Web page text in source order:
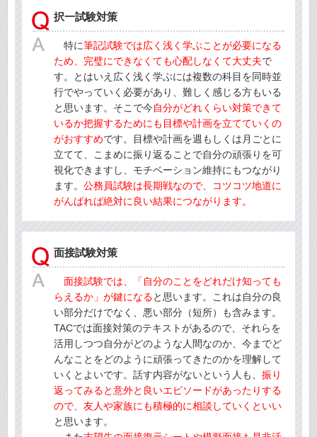
択一試験対策
特に筆記試験では広く浅く学ぶことが必要になる
ため、完璧にできなくても心配しなくて大丈夫で
す。とはいえ広く浅く学ぶには複数の科目を同時並
行でやっていく必要があり、難しく感じる方もいる
と思います。そこで今自分がどれくらい対策できて
いるか把握するためにも目標や計画を立てていくの
がおすすめです。目標や計画を週もしくは月ごとに
立てて、こまめに振り返ることで自分の頑張りを可
視化できますし、モチベーション維持にもつながり
ます。 公務員試験は長期戦なので、コツコツ地道に
がんばれば絶対に良い結果につながります。
面接試験対策
面接試験では、「自分のことをどれだけ知っても
らえるか」が鍵になると思います。これは自分の良
い部分だけでなく、悪い部分（短所）も含みます。
TACでは面接対策のテキストがあるので、それらを
活用しつつ自分がどのような人間なのか、今までど
んなことをどのように頑張ってきたのかを理解して
いくとよいです。話す内容がないという人も、 振り
返ってみると意外と良いエピソードがあったりする
ので、友人や家族にも積極的に相談していくといい
と思います。